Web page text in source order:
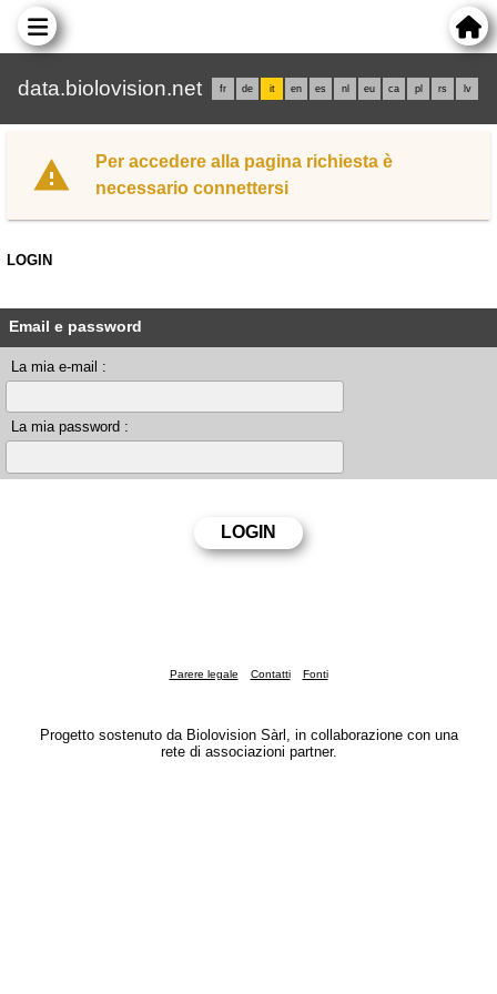
data.biolovision.net fr de it en es nl eu ca pl rs lv
Per accedere alla pagina richiesta è
necessario connettersi
LOGIN
Email e password
La mia e-mail :
La mia password :
Parere legale Contatti Fonti
Progetto sostenuto da Biolovision Sàrl, in collaborazione con una
rete di associazioni partner.